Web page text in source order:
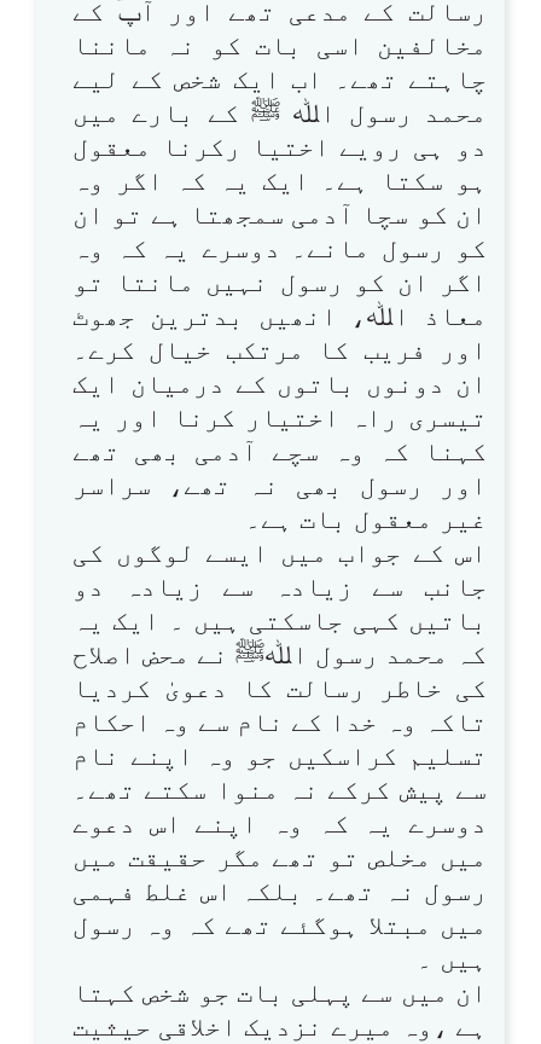
رسالت کے مدعی تھے اور آپؐ کے
مخالفین اسی بات کو نہ ماننا
چاہتے تھے۔ اب ایک شخص کے لیے
محمد رسول اﷲ ﷺ کے بارے میں
دو ہی رویے اختیا رکرنا معقول
ہو سکتا ہے۔ ایک یہ کہ اگر وہ
ان کو سچا آدمی سمجھتا ہے تو ان
کو رسول مانے۔ دوسرے یہ کہ وہ
اگر ان کو رسول نہیں مانتا تو
معاذ اﷲ، انھیں بدترین جھوٹ
اور فریب کا مرتکب خیال کرے۔
ان دونوں باتوں کے درمیان ایک
تیسری راہ اختیار کرنا اور یہ
کہنا کہ وہ سچے آدمی بھی تھے
اور رسول بھی نہ تھے، سراسر
غیر معقول بات ہے۔
اس کے جواب میں ایسے لوگوں کی
جانب سے زیادہ سے زیادہ دو
باتیں کہی جاسکتی ہیں ۔ ایک یہ
کہ محمد رسول اﷲﷺ نے محض اصلاح
کی خاطر رسالت کا دعویٰ کردیا
تاکہ وہ خدا کے نام سے وہ احکام
تسلیم کراسکیں جو وہ اپنے نام
سے پیش کرکے نہ منوا سکتے تھے۔
دوسرے یہ کہ وہ اپنے اس دعوے
میں مخلص تو تھے مگر حقیقت میں
رسول نہ تھے۔ بلکہ اس غلط فہمی
میں مبتلا ہوگئے تھے کہ وہ رسول
ہیں ۔
ان میں سے پہلی بات جو شخص کہتا
ہے ،وہ میرے نزدیک اخلاقی حیثیت